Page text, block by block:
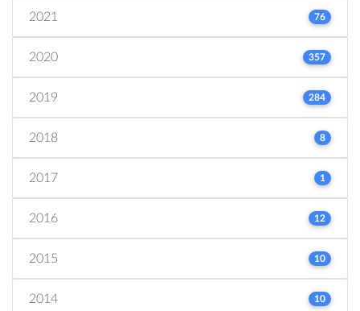
2021 76
2020 357
2019 284
2018 8
2017 1
2016 12
2015 10
2014 10